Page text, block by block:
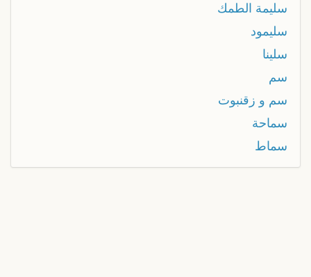
سليمة الطمك
سليمود
سلينا
سم
سم و زقنبوت
سماحة
سماط